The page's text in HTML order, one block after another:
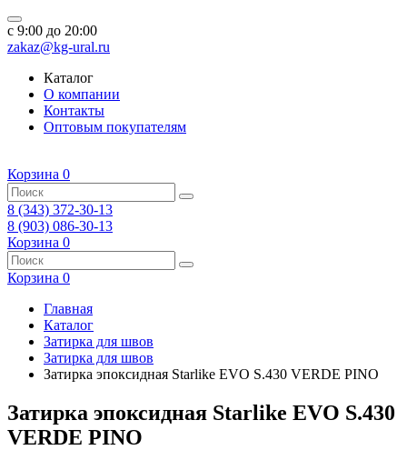
c 9:00 до 20:00
zakaz@kg-ural.ru
Каталог
О компании
Контакты
Оптовым покупателям
Корзина 0
8 (343) 372-30-13
8 (903) 086-30-13
Корзина 0
Корзина 0
Главная
Каталог
Затирка для швов
Затирка для швов
Затирка эпоксидная Starlike EVO S.430 VERDE PINO
Затирка эпоксидная Starlike EVO S.430
VERDE PINO